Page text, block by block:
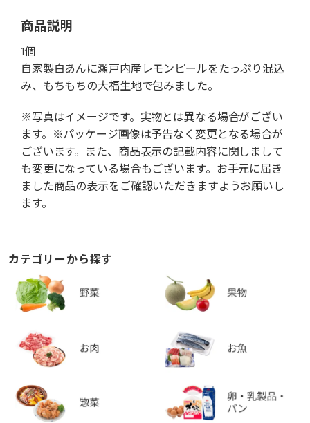
商品説明
1個
自家製白あんに瀬戸内産レモンピールをたっぷり混込
み、もちもちの大福生地で包みました。
※写真はイメージです。実物とは異なる場合がござい
ます。※パッケージ画像は予告なく変更となる場合が
ございます。また、商品表示の記載内容に関しまして
も変更になっている場合もございます。お手元に届き
ました商品の表示をご確認いただきますようお願いし
ます。
カテゴリーから探す